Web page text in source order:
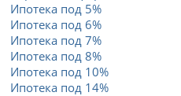
Ипотека под 5%
Ипотека под 6%
Ипотека под 7%
Ипотека под 8%
Ипотека под 10%
Ипотека под 14%